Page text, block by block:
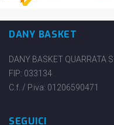
DANY BASKET
DANY BASKET QUARRATA
FIP: 033134
C.f. / P.iva: 01206590471
SEGUICI